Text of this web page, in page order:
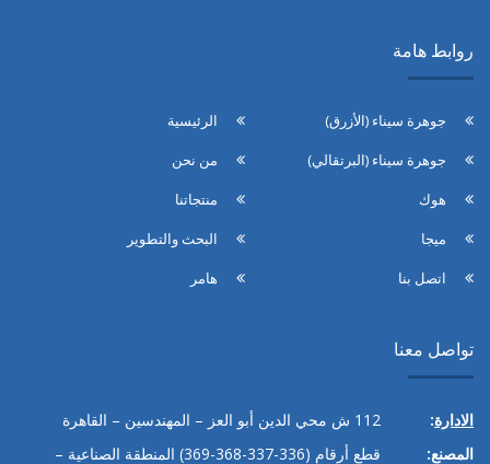
روابط هامة
الرئيسية
جوهرة سيناء (الأزرق)
من نحن
جوهرة سيناء (البرتقالي)
منتجاتنا
هوك
البحث والتطوير
ميجا
هامر
اتصل بنا
تواصل معنا
الادارة:
112 ش محي الدين أبو العز – المهندسين – القاهرة
المصنع:
قطع أرقام (336-337-368-369) المنطقة الصناعية –